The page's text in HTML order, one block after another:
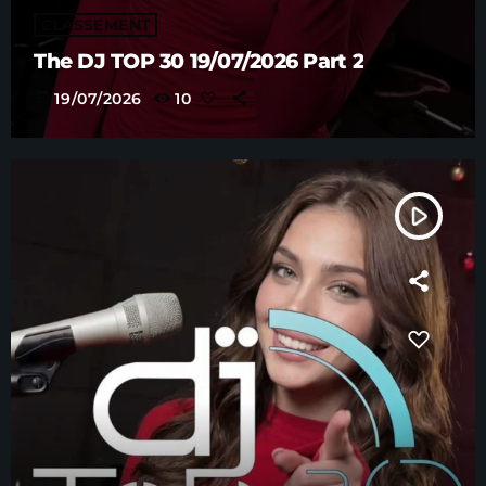
CLASSEMENT
The DJ TOP 30 19/07/2026 Part 2
19/07/2026 10
play_arrow